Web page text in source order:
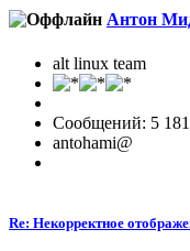
Антон
alt linux team
Сообщений: 5 181
antohami@
Re: Некорректное